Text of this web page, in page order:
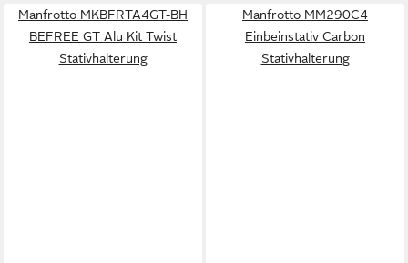
Manfrotto MKBFRTA4GT-BH
BEFREE GT Alu Kit Twist
Stativhalterung
Manfrotto MM290C4
Einbeinstativ Carbon
Stativhalterung